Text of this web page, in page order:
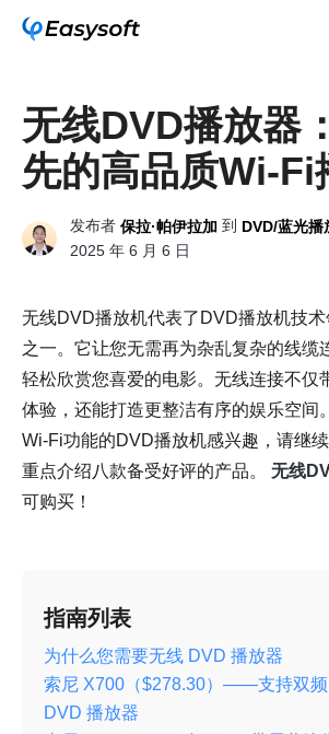
无线DVD播放器
先的高品质Wi-Fi
发布者 保拉·帕伊拉加 到 DVD/蓝光播
2025 年 6 月 6 日
无线DVD播放机代表了DVD播放机技
之一。它让您无需再为杂乱复杂的线缆
轻松欣赏您喜爱的电影。无线连接不仅
体验，还能打造更整洁有序的娱乐空间
Wi-Fi功能的DVD播放机感兴趣，请继
重点介绍八款备受好评的产品。 无线
可购买！
指南列表
为什么您需要无线 DVD 播放器
索尼 X700（$278.30）——支持双频
DVD 播放器